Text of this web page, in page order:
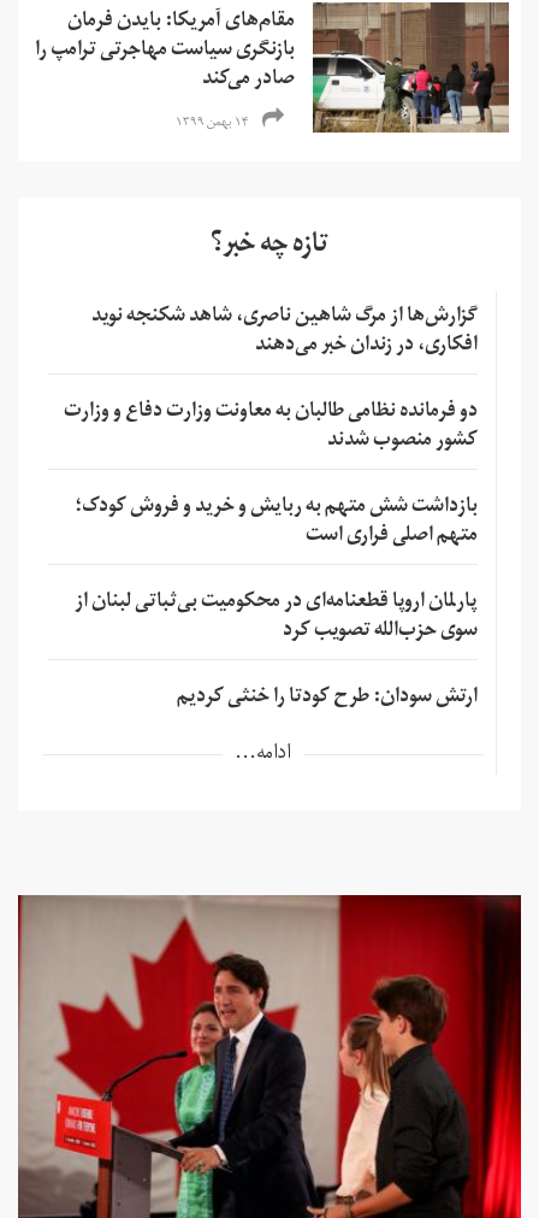
مقام‌های آمریکا: بایدن فرمان
بازنگری سیاست‌ مهاجرتی ترامپ را
صادر می‌کند
۱۴ بهمن ۱۳۹۹
تازه چه خبر؟
گزارش‌ها از مرگ شاهین ناصری، شاهد شکنجه نوید
افکاری، در زندان خبر می‌دهند
دو فرمانده نظامی طالبان به معاونت وزارت دفاع و وزارت
کشور منصوب شدند
بازداشت شش متهم به ربایش و خرید و فروش کودک؛
متهم اصلی فراری است
پارلمان اروپا قطعنامه‌ای در محکومیت بی‌ثباتی لبنان از
سوی حزب‌الله تصویب کرد
ارتش سودان: طرح کودتا را خنثی کردیم
ادامه...